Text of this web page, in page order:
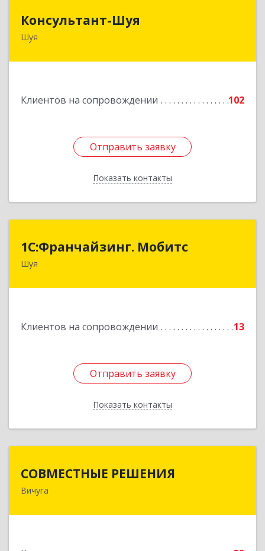
Консультант-Шуя
Шуя
Клиентов на сопровождении 102
Отправить заявку
Показать контакты
155900, Ивановская обл, Шуя г, Свердлова ул,
Отправить заявку
Назад
1С:Франчайзинг. Мобитс
Шуя
Клиентов на сопровождении 13
Отправить заявку
Показать контакты
1С:Франчайзинг. Мобитс
Отправить заявку
Назад
СОВМЕСТНЫЕ РЕШЕНИЯ
Вичуга
155331, Ивановская обл, Вичугский р-н, Вичуга